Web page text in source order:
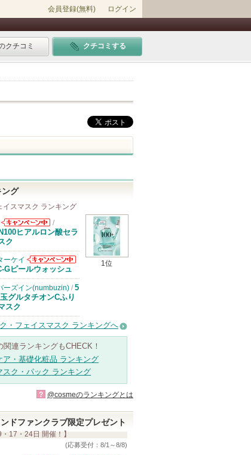
会員登録(無料) ログイン
クチコミ クチコミする
ング
イスマスク ランキング
1位
Anuaからのお
知らせがありま
/
ヒアルロン酸セラ
ク
ーケイ
ドクターケイか
らのお知らせが
あります
Gピールウォッシュ
ーズイン(numbuzin) / 5
グルタチオンCふり
スク
・フェイスマスク ランキングへ
関連ランキングもCHECK！
ア・基礎化粧品 ランキング
スク・パック ランキング
? @cosmeのランキングとは
ドファンクラブ限定プレゼント
・17・24日 開催！】
(応募受付：8/1～8/8)